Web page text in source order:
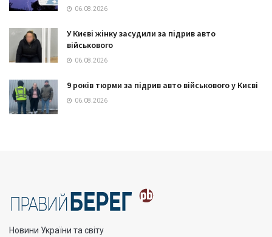
06.08.2026
У Києві жінку засудили за підрив авто
військового
06.08.2026
9 років тюрми за підрив авто військового у Києві
06.08.2026
Новини України та світу